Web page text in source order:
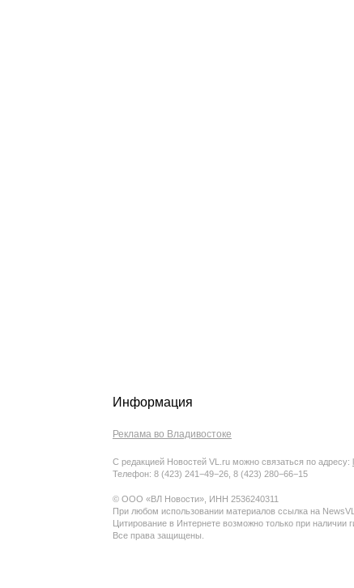
Информация
Реклама во Владивостоке
С редакцией Новостей VL.ru можно связаться по адресу:
Телефон: 8 (423) 241−49−26, 8 (423) 280−66−15
© ООО «ВЛ Новости», ИНН 2536240311
При любом использовании материалов ссылка на
Цитирование в Интернете возможно только при наличии
Все права защищены.